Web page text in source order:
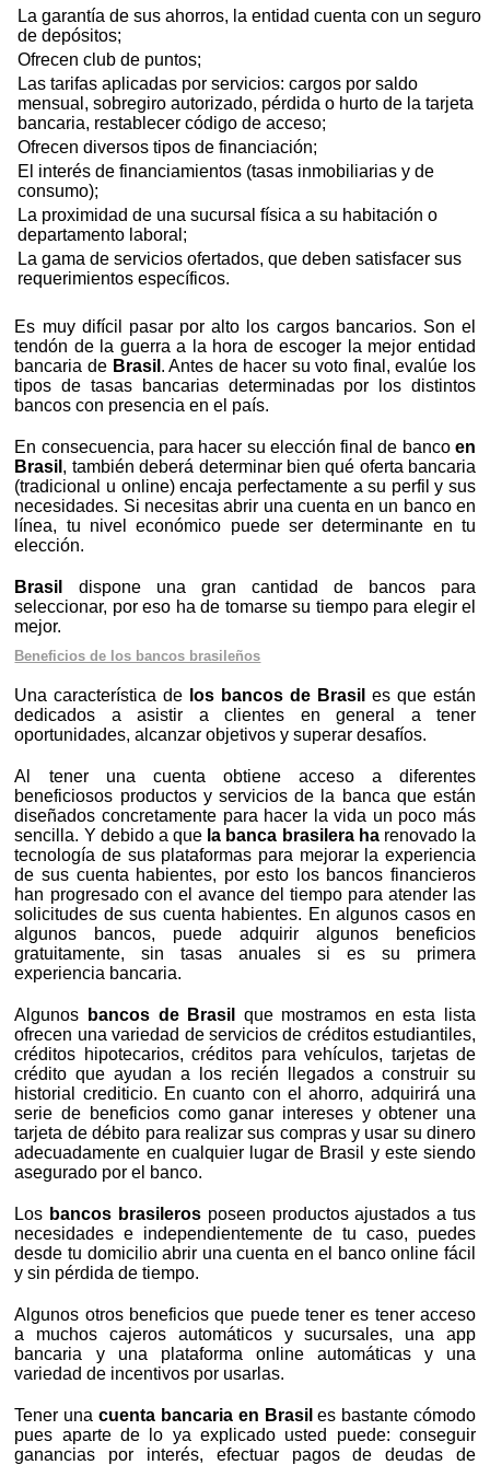
La garantía de sus ahorros, la entidad cuenta con un seguro
de depósitos;
Ofrecen club de puntos;
Las tarifas aplicadas por servicios: cargos por saldo
mensual, sobregiro autorizado, pérdida o hurto de la tarjeta
bancaria, restablecer código de acceso;
Ofrecen diversos tipos de financiación;
El interés de financiamientos (tasas inmobiliarias y de
consumo);
La proximidad de una sucursal física a su habitación o
departamento laboral;
La gama de servicios ofertados, que deben satisfacer sus
requerimientos específicos.
Es muy difícil pasar por alto los cargos bancarios. Son el
tendón de la guerra a la hora de escoger la mejor entidad
bancaria de Brasil . Antes de hacer su voto final, evalúe los
tipos de tasas bancarias determinadas por los distintos
bancos con presencia en el país.
En consecuencia, para hacer su elección final de banco en
Brasil , también deberá determinar bien qué oferta bancaria
(tradicional u online) encaja perfectamente a su perfil y sus
necesidades. Si necesitas abrir una cuenta en un banco en
línea, tu nivel económico puede ser determinante en tu
elección.
Brasil
dispone una gran cantidad de bancos para
seleccionar, por eso ha de tomarse su tiempo para elegir el
mejor.
Beneficios de los bancos brasileños
Una característica de los bancos de Brasil es que están
dedicados a asistir a clientes en general a tener
oportunidades, alcanzar objetivos y superar desafíos.
Al tener una cuenta obtiene acceso a diferentes
beneficiosos productos y servicios de la banca que están
diseñados concretamente para hacer la vida un poco más
sencilla. Y debido a que la banca brasilera harenovado la
tecnología de sus plataformas para mejorar la experiencia
de sus cuenta habientes, por esto los bancos financieros
han progresado con el avance del tiempo para atender las
solicitudes de sus cuenta habientes. En algunos casos en
algunos bancos, puede adquirir algunos beneficios
gratuitamente, sin tasas anuales si es su primera
experiencia bancaria.
Algunos bancos de Brasil
que mostramos en esta lista
ofrecen una variedad de servicios de créditos estudiantiles,
créditos hipotecarios, créditos para vehículos, tarjetas de
crédito que ayudan a los recién llegados a construir su
historial crediticio. En cuanto con el ahorro, adquirirá una
serie de beneficios como ganar intereses y obtener una
tarjeta de débito para realizar sus compras y usar su dinero
adecuadamente en cualquier lugar de Brasil y este siendo
asegurado por el banco.
Los bancos brasileros poseen productos ajustados a tus
necesidades e independientemente de tu caso, puedes
desde tu domicilio abrir una cuenta en el banco online fácil
y sin pérdida de tiempo.
Algunos otros beneficios que puede tener es tener acceso
a muchos cajeros automáticos y sucursales, una app
bancaria y una plataforma online automáticas y una
variedad de incentivos por usarlas.
Tener unacuenta bancaria en Brasil es bastante cómodo
pues aparte de lo ya explicado usted puede: conseguir
ganancias por interés, efectuar pagos de deudas de